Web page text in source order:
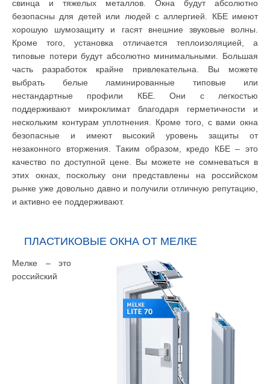
свинца и тяжелых металлов. Окна будут абсолютно
безопасны для детей или людей с аллергией. КБЕ имеют
хорошую шумозащиту и гасят внешние звуковые волны.
Кроме того, установка отличается теплоизоляцией, а
типовые потери будут абсолютно минимальными. Большая
часть разработок крайне привлекательна. Вы можете
выбрать белые ламинированные типовые или
нестандартные профили КБЕ. Они с легкостью
поддерживают микроклимат благодаря герметичности и
нескольким контурам уплотнения. Кроме того, с вами окна
безопасные и имеют высокий уровень защиты от
незаконного вторжения. Таким образом, кредо КБЕ – это
качество по доступной цене. Вы можете не сомневаться в
этих окнах, поскольку они представлены на российском
рынке уже довольно давно и получили отличную репутацию,
и активно ее поддерживают.
ПЛАСТИКОВЫЕ ОКНА ОТ МЕЛКЕ
Мелке – это
российский